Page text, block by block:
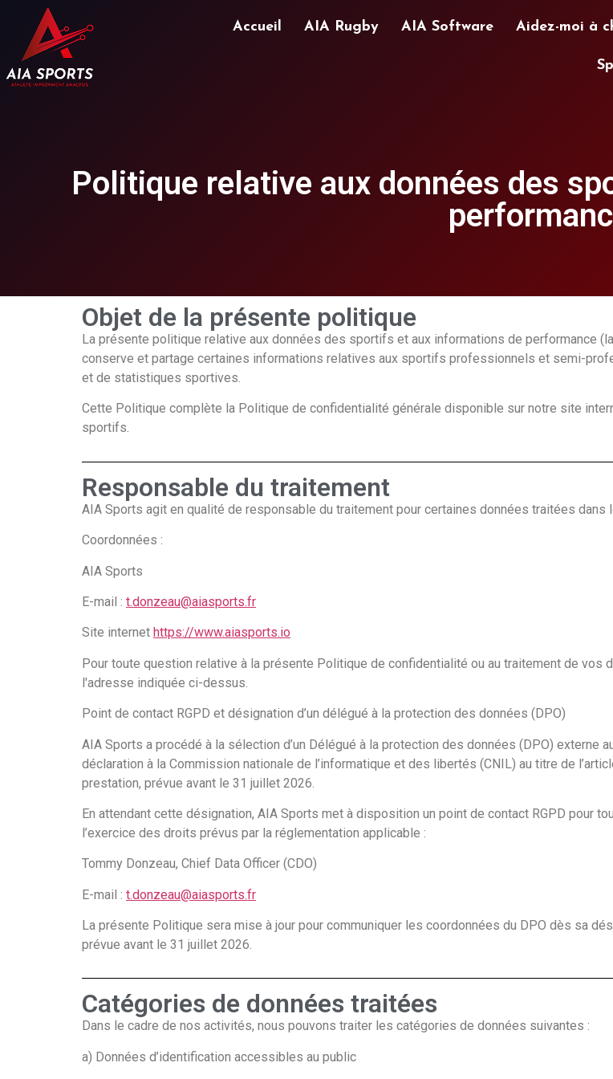
Accueil AIA Rugby AIA Software Aidez-moi à
Politique relative aux données des
Objet de la présente politique
La présente politique relative aux données des sportifs et aux informations de performance
conserve et partage certaines informations relatives aux sportifs professionnels et semi-
et de statistiques sportives.
Cette Politique complète la Politique de confidentialité générale disponible sur notre site
sportifs.
Responsable du traitement
AIA Sports agit en qualité de responsable du traitement pour certaines données traitées dans
Coordonnées :
AIA Sports
E-mail : t.donzeau@aiasports.fr
Site internet https://www.aiasports.io
Pour toute question relative à la présente Politique de confidentialité ou au traitement de vos
l'adresse indiquée ci-dessus.
Point de contact RGPD et désignation d’un délégué à la protection des données (DPO)
AIA Sports a procédé à la sélection d’un Délégué à la protection des données (DPO) externe
déclaration à la Commission nationale de l’informatique et des libertés (CNIL) au titre de
prestation, prévue avant le 31 juillet 2026.
En attendant cette désignation, AIA Sports met à disposition un point de contact RGPD pour
l’exercice des droits prévus par la réglementation applicable :
Tommy Donzeau, Chief Data Officer (CDO)
E-mail : t.donzeau@aiasports.fr
La présente Politique sera mise à jour pour communiquer les coordonnées du DPO dès sa
prévue avant le 31 juillet 2026.
Catégories de données traitées
Dans le cadre de nos activités, nous pouvons traiter les catégories de données suivantes :
a) Données d’identification accessibles au public